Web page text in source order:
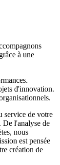
à une
d'innovation.
service de votre
De l'analyse de
nous
est pensée
création de